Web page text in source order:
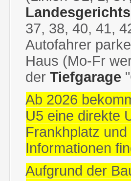
37, 38, 40, 41,
Autofahrer
Haus (Mo-Fr
derTiefgarage
Ab 2026
U5 eine direkte
Frankhplatz
Informationen
Aufgrund der